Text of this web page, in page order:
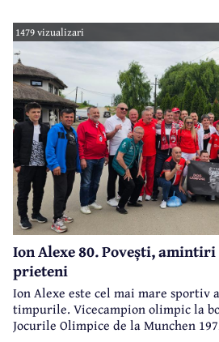
1479 vizualizari
Ion Alexe 80. Povești, amintiri
prieteni
Ion Alexe este cel mai mare sportiv
timpurile. Vicecampion olimpic la
Jocurile Olimpice de la Munchen